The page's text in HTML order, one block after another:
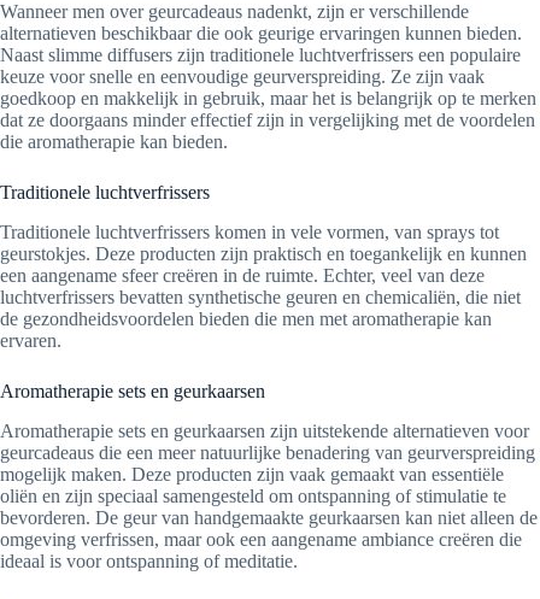
Wanneer men over geurcadeaus nadenkt, zijn er verschillende
alternatieven beschikbaar die ook geurige ervaringen kunnen bieden.
Naast slimme diffusers zijn traditionele luchtverfrissers een populaire
keuze voor snelle en eenvoudige geurverspreiding. Ze zijn vaak
goedkoop en makkelijk in gebruik, maar het is belangrijk op te merken
dat ze doorgaans minder effectief zijn in vergelijking met de voordelen
die aromatherapie kan bieden.
Traditionele luchtverfrissers
Traditionele luchtverfrissers komen in vele vormen, van sprays tot
geurstokjes. Deze producten zijn praktisch en toegankelijk en kunnen
een aangename sfeer creëren in de ruimte. Echter, veel van deze
luchtverfrissers bevatten synthetische geuren en chemicaliën, die niet
de gezondheidsvoordelen bieden die men met aromatherapie kan
ervaren.
Aromatherapie sets en geurkaarsen
Aromatherapie sets en geurkaarsen zijn uitstekende alternatieven voor
geurcadeaus die een meer natuurlijke benadering van geurverspreiding
mogelijk maken. Deze producten zijn vaak gemaakt van essentiële
oliën en zijn speciaal samengesteld om ontspanning of stimulatie te
bevorderen. De geur van handgemaakte geurkaarsen kan niet alleen de
omgeving verfrissen, maar ook een aangename ambiance creëren die
ideaal is voor ontspanning of meditatie.